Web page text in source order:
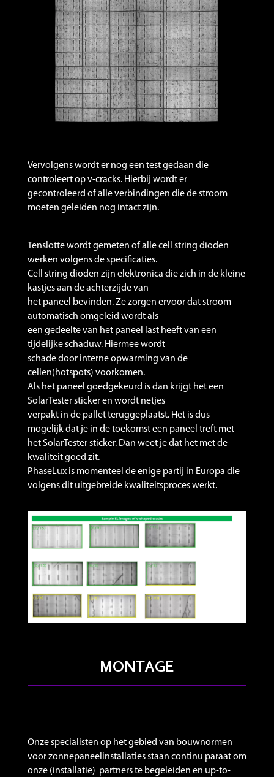
Vervolgens wordt er nog een test gedaan die
controleert op v-cracks. Hierbij wordt er
gecontroleerd of alle verbindingen die de stroom
moeten geleiden nog intact zijn.
Tenslotte wordt gemeten of alle cell string dioden
werken volgens de specificaties.
Cell string dioden zijn elektronica die zich in de kleine
kastjes aan de achterzijde van
het paneel bevinden. Ze zorgen ervoor dat stroom
automatisch omgeleid wordt als
een gedeelte van het paneel last heeft van een
tijdelijke schaduw. Hiermee wordt
schade door interne opwarming van de
cellen(hotspots) voorkomen.
Als het paneel goedgekeurd is dan krijgt het een
SolarTester sticker en wordt netjes
verpakt in de pallet teruggeplaatst. Het is dus
mogelijk dat je in de toekomst een paneel treft met
het SolarTester sticker. Dan weet je dat het met de
kwaliteit goed zit.
PhaseLux is momenteel de enige partij in Europa die
volgens dit uitgebreide kwaliteitsproces werkt.
MONTAGE
Onze specialisten op het gebied van bouwnormen
voor zonnepaneelinstallaties staan continu paraat om
onze (installatie) partners te begeleiden en up-to-